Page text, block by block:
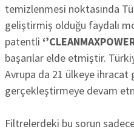
temizlenmesi noktasında
geliştirmiş olduğu faydalı
patentli
başarılar elde etmiştir.
Avrupa da 21 ülkeye
gerçekleştirmeye devam
Filtrelerdeki bu sorun